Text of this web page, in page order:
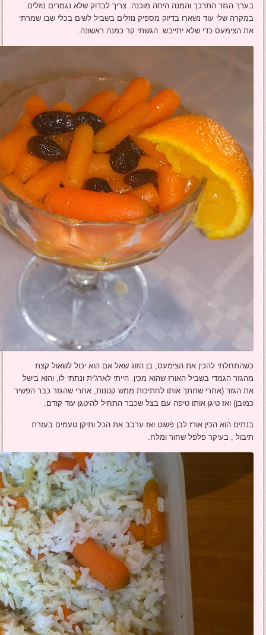
בערך הגזר התרכך והמנה היתה מוכנה. צריך לבדוק שלא נגמרים נוזלים.
במקרה שלי עוד נשארו בדיוק מספיק נוזלים בשביל לשים בכלי שבו שמרתי
את הצימעס כדי שלא יתייבש. הגשתי קר כמנה ראשונה.
כשהתחלתי להכין את הצימעס, בן הזוג שאל אם הוא יכול לשאול קצת
מהגזר הגמדי בשביל האורז שהוא מכין. הייתי לארג'ית ונתתי לו, והוא בישל
את הגזר (אחרי שחתך אותו לחתיכות ממש קטנות, אחרי שהגזר כבר הפשיר
כמובן) ואז טיגן אותו טיפה עם בצל שכבר התחיל להיטגן עוד קודם.
בנתים הוא הכין אורז לבן פשוט ואז ערבב את הכל ותיקן טעמים בעזרת
תיבול , בעיקר פלפל שחור ומלח.